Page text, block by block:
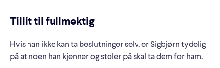
Tillit til fullmektig
Hvis han ikke kan ta beslutninger selv, er Sigbjørn tydelig
på at noen han kjenner og stoler på skal ta dem for ham.